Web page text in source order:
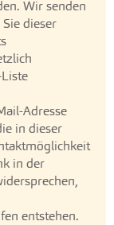
Wir senden
dieser
Adresse
in dieser
in der
entstehen.